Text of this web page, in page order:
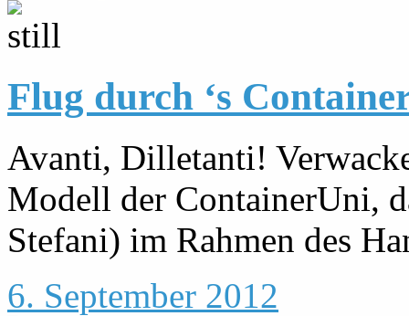
Flug durch ‘s
Avanti, Dilletanti!
Modell der ContainerUni,
Stefani) im Rahmen des
6. September 2012